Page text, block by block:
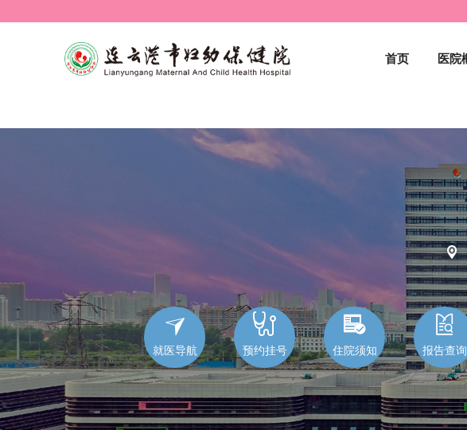
首页 医院


就医导航

预约挂号

住院须知

报告查询